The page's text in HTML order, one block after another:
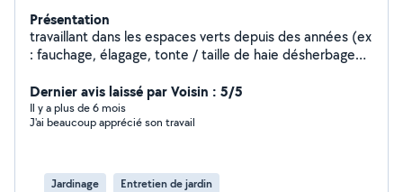
Présentation
travaillant dans les espaces verts depuis des années (ex
: fauchage, élagage, tonte / taille de haie désherbage
Dernier avis laissé par Voisin : 5/5
Il y a plus de 6 mois
J'ai beaucoup apprécié son travail
Jardinage Entretien de jardin